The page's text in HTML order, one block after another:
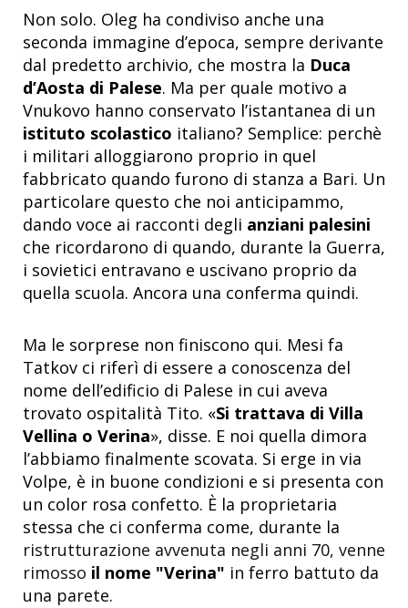
Non solo. Oleg ha condiviso anche una
seconda immagine d’epoca, sempre derivante
dal predetto archivio, che mostra la Duca
d’Aosta di Palese. Ma per quale motivo a
Vnukovo hanno conservato l’istantanea di un
istituto scolastico italiano? Semplice: perchè
i militari alloggiarono proprio in quel
fabbricato quando furono di stanza a Bari. Un
particolare questo che noi anticipammo,
dando voce ai racconti degli anziani palesini
che ricordarono di quando, durante la Guerra,
i sovietici entravano e uscivano proprio da
quella scuola. Ancora una conferma quindi.
Ma le sorprese non finiscono qui. Mesi fa
Tatkov ci riferì di essere a conoscenza del
nome dell’edificio di Palese in cui aveva
trovato ospitalità Tito. «Si trattava di Villa
Vellina o Verina», disse. E noi quella dimora
l’abbiamo finalmente scovata. Si erge in via
Volpe, è in buone condizioni e si presenta con
un color rosa confetto. È la proprietaria
stessa che ci conferma come, durante la
ristrutturazione avvenuta negli anni 70, venne
rimosso il nome "Verina" in ferro battuto da
una parete.